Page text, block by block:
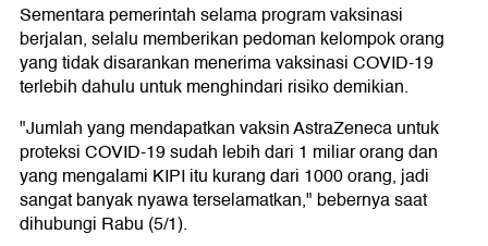
Sementara pemerintah selama program vaksinasi
berjalan, selalu memberikan pedoman kelompok orang
yang tidak disarankan menerima vaksinasi COVID-19
terlebih dahulu untuk menghindari risiko demikian.
"Jumlah yang mendapatkan vaksin AstraZeneca untuk
proteksi COVID-19 sudah lebih dari 1 miliar orang dan
yang mengalami KIPI itu kurang dari 1000 orang, jadi
sangat banyak nyawa terselamatkan," bebernya saat
dihubungi Rabu (5/1).